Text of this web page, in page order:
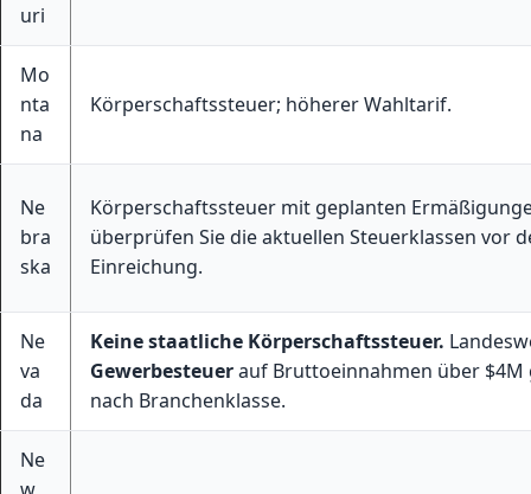
uri
Mo
nta
na
Körperschaftssteuer; höherer Wahltarif.
Ne
bra
ska
Körperschaftssteuer mit geplanten
überprüfen Sie die aktuellen Steuerklassen vor
Einreichung.
Ne
va
da
Keine staatliche Körperschaftssteuer.
Gewerbesteuerauf Bruttoeinnahmen über $4M
nach Branchenklasse.
Ne